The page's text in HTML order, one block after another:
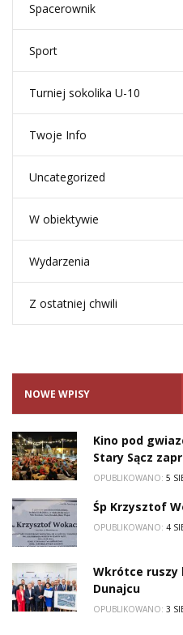
Spacerownik
Sport
Turniej sokolika U-10
Twoje Info
Uncategorized
W obiektywie
Wydarzenia
Z ostatniej chwili
NOWE WPISY
Kino pod
Stary Sącz
OPUBLIKOWANO: 5
Śp Krzysztof
OPUBLIKOWANO: 4
Wkrótce ruszy
Dunajcu
OPUBLIKOWANO: 3